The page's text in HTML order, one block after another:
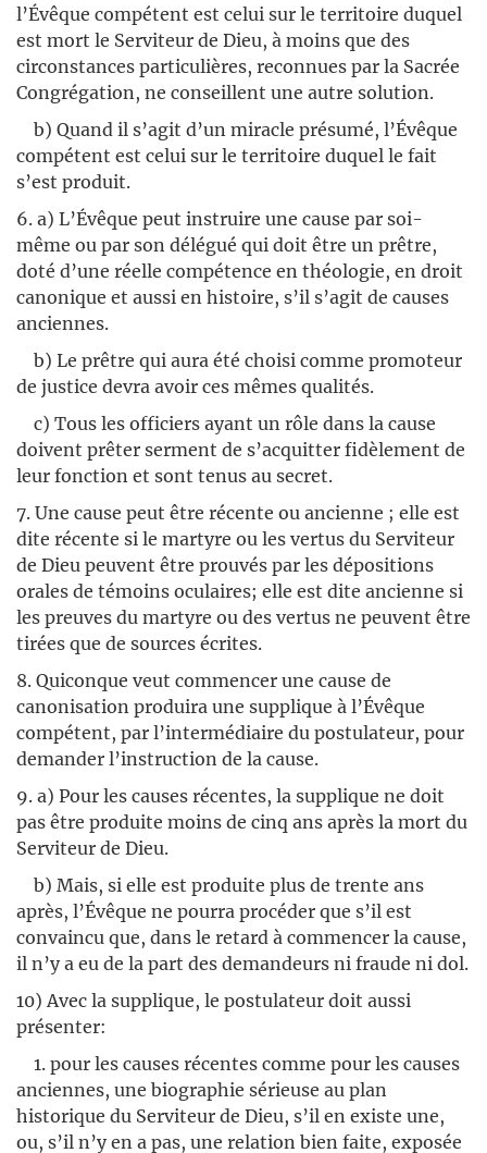
l’Évêque compétent est celui sur le territoire duquel
est mort le Serviteur de Dieu, à moins que des
circonstances particulières, reconnues par la Sacrée
Congrégation, ne conseillent une autre solution.
b) Quand il s’agit d’un miracle présumé, l’Évêque
compétent est celui sur le territoire duquel le fait
s’est produit.
6. a) L’Évêque peut instruire une cause par soi-
même ou par son délégué qui doit être un prêtre,
doté d’une réelle compétence en théologie, en droit
canonique et aussi en histoire, s’il s’agit de causes
anciennes.
b) Le prêtre qui aura été choisi comme promoteur
de justice devra avoir ces mêmes qualités.
c) Tous les officiers ayant un rôle dans la cause
doivent prêter serment de s’acquitter fidèlement de
leur fonction et sont tenus au secret.
7. Une cause peut être récente ou ancienne ; elle est
dite récente si le martyre ou les vertus du Serviteur
de Dieu peuvent être prouvés par les dépositions
orales de témoins oculaires; elle est dite ancienne si
les preuves du martyre ou des vertus ne peuvent être
tirées que de sources écrites.
8. Quiconque veut commencer une cause de
canonisation produira une supplique à l’Évêque
compétent, par l’intermédiaire du postulateur, pour
demander l’instruction de la cause.
9. a) Pour les causes récentes, la supplique ne doit
pas être produite moins de cinq ans après la mort du
Serviteur de Dieu.
b) Mais, si elle est produite plus de trente ans
après, l’Évêque ne pourra procéder que s’il est
convaincu que, dans le retard à commencer la cause,
il n’y a eu de la part des demandeurs ni fraude ni dol.
10) Avec la supplique, le postulateur doit aussi
présenter:
1. pour les causes récentes comme pour les causes
anciennes, une biographie sérieuse au plan
historique du Serviteur de Dieu, s’il en existe une,
ou, s’il n’y en a pas, une relation bien faite, exposée